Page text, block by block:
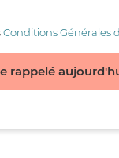
Conditions Générales
rappelé